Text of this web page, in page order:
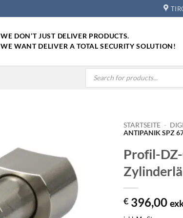
WE DON’T JUST DELIVER PRODUCTS.
WE WANT DELIVER A TOTAL SECURITY SOLUTION!
Products
search
STARTSEITE -
ANTIPANIK SPZ
Profil-
€ 396,00